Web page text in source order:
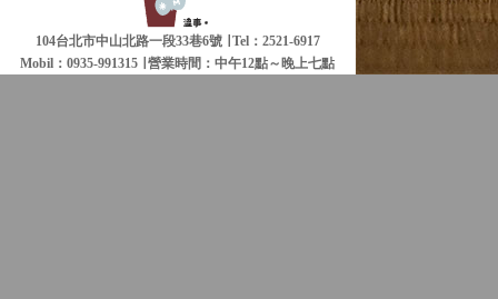
104台北市中山北路一段33巷6號 ∣ Tel：2521-6917
Mobil：0935-991315 ∣
營業時間：中午12點～晚上七點